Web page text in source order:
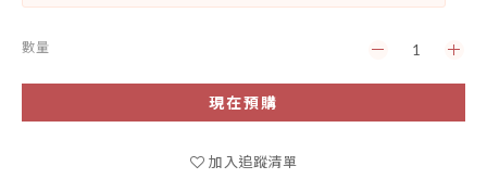
數量
現在預購
加入追蹤清單